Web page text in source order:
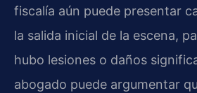
fiscalía aún puede presentar
la salida inicial de la escena,
hubo lesiones o daños
abogado puede argumentar